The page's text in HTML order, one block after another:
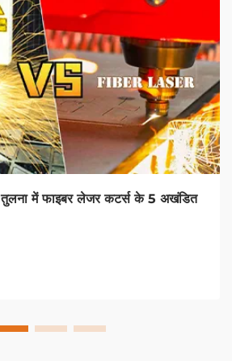
तुलना में फाइबर लेजर कटर्स के 5 अखंडित